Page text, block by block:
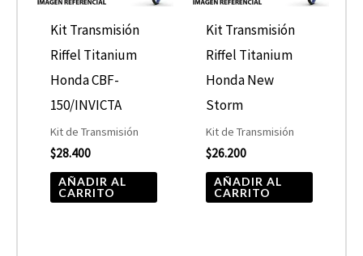
Kit Transmisión
Riffel Titanium
Honda CBF-
150/INVICTA
Kit de Transmisión
$28.400
AÑADIR AL
CARRITO
Kit Transmisión
Riffel Titanium
Honda New
Storm
Kit de Transmisión
$26.200
AÑADIR AL
CARRITO